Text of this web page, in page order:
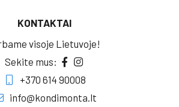
KONTAKTAI
visoje Lietuvoje!
Sekite mus:
+370 614 90008
info@kondimonta.lt